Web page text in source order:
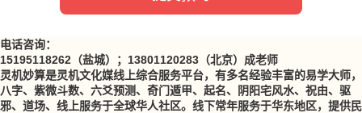
电话咨询：
15195118262（盐城）；13801120283（北京）成老师
灵机妙算是灵机文化媒线上综合服务平台，有多名经验丰富的易学大师，
八字、紫微斗数、六爻预测、奇门遁甲、起名、阴阳宅风水、祝由、驱
邪、道场、线上服务于全球华人社区。线下常年服务于华东地区，提供民